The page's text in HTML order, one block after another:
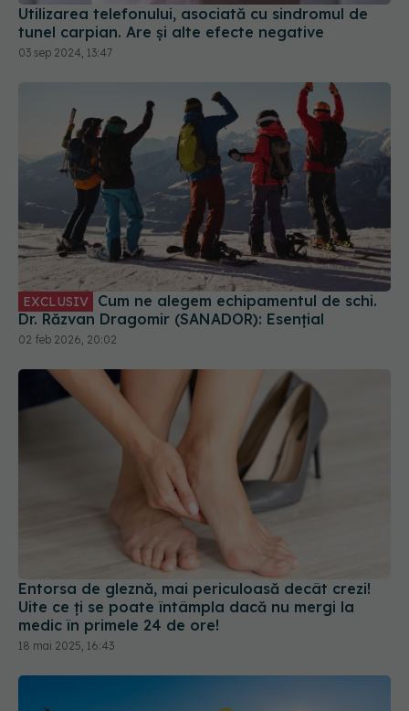
Dr. Răzvan Dragomir (SANADOR): Esențial
02 feb 2026, 20:02
Entorsa de gleznă, mai periculoasă decât crezi!
Uite ce ți se poate întâmpla dacă nu mergi la
medic în primele 24 de ore!
18 mai 2025, 16:43
EXCLUSIV Ce trebuie să știi când mergi la schi. Dr.
Răzvan Dragomir (SANADOR): Necesită condiție
fizică
07 feb 2026, 12:56